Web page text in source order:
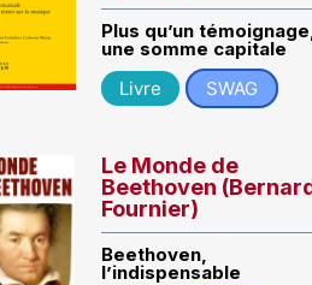
Plus qu’un
une somme capitale
Livre
SWAG
Le Monde de
Beethoven
Fournier)
Beethoven,
l’indispensable